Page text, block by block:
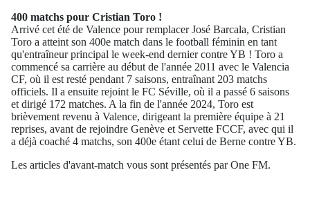
400 matchs pour Cristian Toro !
Arrivé cet été de Valence pour remplacer José Barcala, Cristian
Toro a atteint son 400e match dans le football féminin en tant
qu'entraîneur principal le week-end dernier contre YB ! Toro a
commencé sa carrière au début de l'année 2011 avec le Valencia
CF, où il est resté pendant 7 saisons, entraînant 203 matchs
officiels. Il a ensuite rejoint le FC Séville, où il a passé 6 saisons
et dirigé 172 matches. A la fin de l'année 2024, Toro est
brièvement revenu à Valence, dirigeant la première équipe à 21
reprises, avant de rejoindre Genève et Servette FCCF, avec qui il
a déjà coaché 4 matchs, son 400e étant celui de Berne contre YB.
Les articles d'avant-match vous sont présentés par One FM.